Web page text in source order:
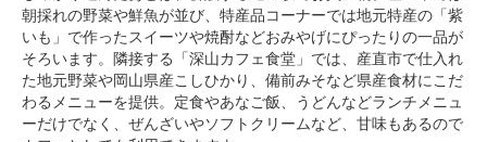
朝採れの野菜や鮮魚が並び、特産品コーナーでは地元特産の「紫
いも」で作ったスイーツや焼酎などおみやげにぴったりの一品が
そろいます。隣接する「深山カフェ食堂」では、産直市で仕入れ
た地元野菜や岡山県産こしひかり、備前みそなど県産食材にこだ
わるメニューを提供。定食やあなご飯、うどんなどランチメニュ
ーだけでなく、ぜんざいやソフトクリームなど、甘味もあるので